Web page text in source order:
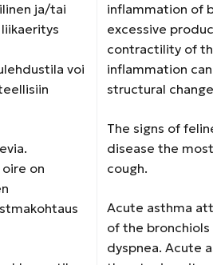
ja/tai
voi
on
inflammation of
excessive
contractility of
inflammation
structural
The signs of
disease the
cough.
Acute asthma
of the bronchiols
dyspnea. Acute